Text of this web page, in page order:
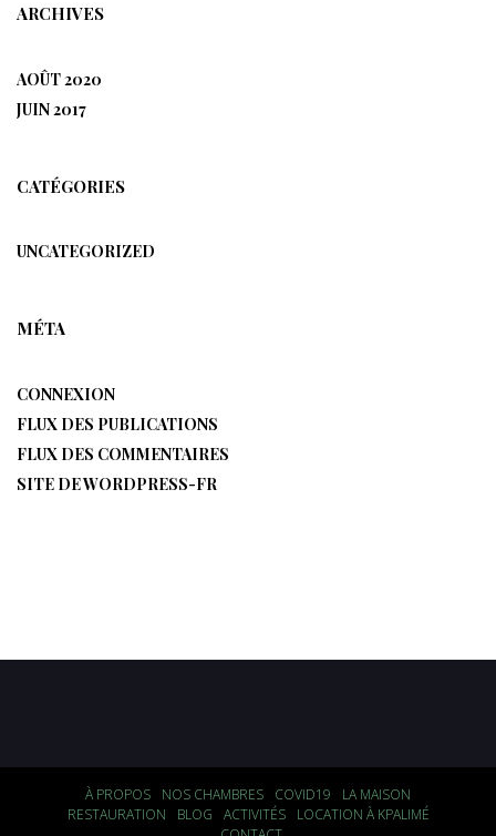
ARCHIVES
AOÛT 2020
JUIN 2017
CATÉGORIES
UNCATEGORIZED
MÉTA
CONNEXION
FLUX DES PUBLICATIONS
FLUX DES COMMENTAIRES
SITE DE WORDPRESS-FR
À PROPOS NOS CHAMBRES COVID19
LA MAISON
RESTAURATION
BLOG ACTIVITÉS
LOCATION À KPALIMÉ